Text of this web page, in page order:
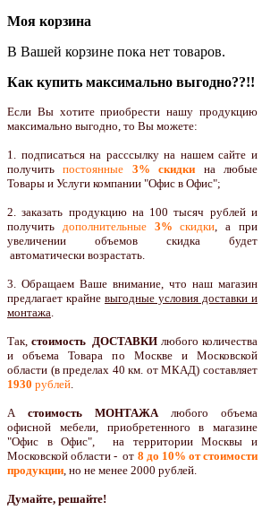
Моя корзина
В Вашей корзине пока нет товаров.
Как купить максимально выгодно??!!
Если Вы хотите приобрести нашу продукцию
максимально выгодно, то Вы можете:
1. подписаться на расссылку на нашем сайте и
получитьпостоянные 3% скидки на любые
Товары и Услуги компании "Офис в Офис";
2. заказать продукцию на 100 тысяч рублей и
получить дополнительные3% скидки, а при
увеличении объемов скидка будет
автоматически возрастать.
3. Обращаем Ваше внимание, что наш магазин
предлагает крайне выгодные условия доставки и
монтажа.
Так, стоимость ДОСТАВКИлюбого количества
и объема Товара по Москве и Московской
области (в пределах 40 км. от МКАД) составляет
1930 рублей.
А стоимость МОНТАЖАлюбого объема
офисной мебели, приобретенного в магазине
"Офис в Офис", на территории Москвы и
Московской области - от 8 до 10% от стоимости
продукции, но не менее 2000 рублей.
Думайте, решайте!